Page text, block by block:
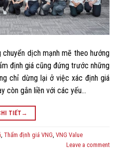
dịch mạnh mẽ theo hướng
định giá cũng đứng trước những
chỉ dừng lại ở việc xác định giá
còn gắn liền với các yếu…
TIẾT →
, Thẩm định giá VNG, VNG Value
Leave a comment